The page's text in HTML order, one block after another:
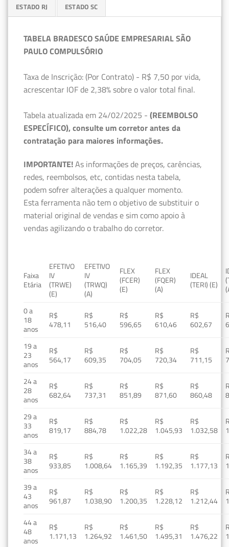
ESTADO RJ ESTADO SC
TABELA BRADESCO SAÚDE EMPRESARIAL SÃO
PAULO COMPULSÓRIO
Taxa de Inscrição: (Por Contrato) - R$ 7,50 por vida,
acrescentar IOF de 2,38% sobre o valor total final.
Tabela atualizada em 24/02/2025 - (REEMBOLSO
ESPECÍFICO), consulte um corretor antes da
contratação para maiores informações.
IMPORTANTE!As informações de preços, carências,
redes, reembolsos, etc, contidas nesta tabela,
podem sofrer alterações a qualquer momento.
Esta ferramenta não tem o objetivo de substituir o
material original de vendas e sim como apoio à
vendas agilizando o trabalho do corretor.
Faixa
Etária
EFETIVO
IV
(TRWE)
(E)
EFETIVO
IV
(TRWQ)
(A)
FLEX
(FCER)
(E)
FLEX
(FQER)
(A)
IDEAL
(TERI) (E)
0 a
18
anos
R$
478,11
R$
516,40
R$
596,65
R$
610,46
R$
602,67
19 a
23
anos
R$
564,17
R$
609,35
R$
704,05
R$
720,34
R$
711,15
24 a
28
anos
R$
682,64
R$
737,31
R$
851,89
R$
871,60
R$
860,48
29 a
33
anos
R$
819,17
R$
884,78
R$
1.022,28
R$
1.045,93
R$
1.032,58
34 a
38
anos
R$
933,85
R$
1.008,64
R$
1.165,39
R$
1.192,35
R$
1.177,13
39 a
43
anos
R$
961,87
R$
1.038,90
R$
1.200,35
R$
1.228,12
R$
1.212,44
44 a
48
anos
R$
1.171,13
R$
1.264,92
R$
1.461,50
R$
1.495,31
R$
1.476,22